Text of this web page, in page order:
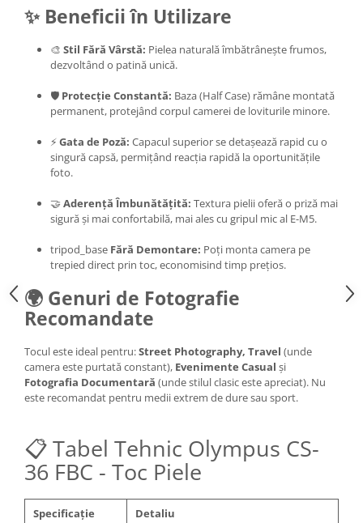
Genti Laptop si iPad
Accesorii genti si trollere
Solid-State Drive (SSD)
Camere video profesionale
Camere Video Cinematice
Camere video de actiune
Accesorii camere video de actiune
Accesorii drone
Acumulatori camere video
Lampi video
Stabilizatoare (Gimbal) / Steady
Huse Protectie / Ploaie camere
video
Accesorii diverse pt camere video
Drone
Slider
Camere Video Compacte
✨ Beneficii în Utilizare
🎨 Stil Fără Vârstă: Pielea naturală îmbătrânește frumos,
dezvoltând o patină unică.
🛡️ Protecție Constantă: Baza (Half Case) rămâne montată
permanent, protejând corpul camerei de loviturile minore.
⚡ Gata de Poză: Capacul superior se detașează rapid cu o
singură capsă, permițând reacția rapidă la oportunitățile
foto.
🤝 Aderență Îmbunătățită: Textura pielii oferă o priză mai
sigură și mai confortabilă, mai ales cu gripul mic al E-M5.
tripod_base Fără Demontare: Poți monta camera pe
trepied direct prin toc, economisind timp prețios.
🌍 Genuri de Fotografie
Recomandate
Tocul este ideal pentru:Street Photography, Travel (unde
camera este purtată constant), Evenimente Casual și
Fotografia Documentară (unde stilul clasic este apreciat). Nu
este recomandat pentru medii extrem de dure sau sport.
📋 Tabel Tehnic Olympus CS-
36 FBC - Toc Piele
Specificație Detaliu